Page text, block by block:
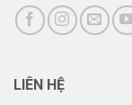
LIÊN HỆ